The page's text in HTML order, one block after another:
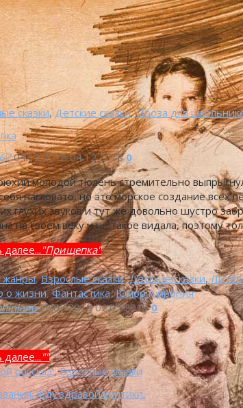
сказки,Детские сказки,Проза для
04.12.2018 04.12.2018 0
молодой тюлень стремительно
нагловато, но это морское создание
глухих звуков и тут же довольно шустро
на своем веку и не такое видала, поэтому
далее... "Прищепка"
,Взрослые сказки,Детские сказки,
о жизни,Фантастика,Юмор и ирония
28.07.2018 02.02.2019 0
далее... ""
рассказ.,Взрослые сказки
Жду здравой критики.